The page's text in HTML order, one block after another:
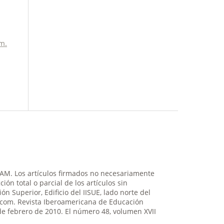
Los artículos firmados no necesariamente
total o parcial de los artículos sin
Superior, Edificio del IISUE, lado norte del
Revista Iberoamericana de Educación
de 2010. El número 48, volumen XVII